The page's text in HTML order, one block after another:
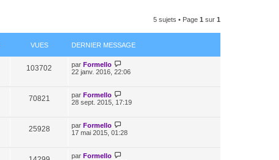
5 sujets • Page 1 sur 1
VUES DERNIER MESSAGE
103702 par Formello
22 janv. 2016, 22:06
70821 par Formello
28 sept. 2015, 17:19
25928 par Formello
17 mai 2015, 01:28
par Formello